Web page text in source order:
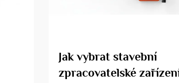
Jak vybrat stavební
zpracovatelské